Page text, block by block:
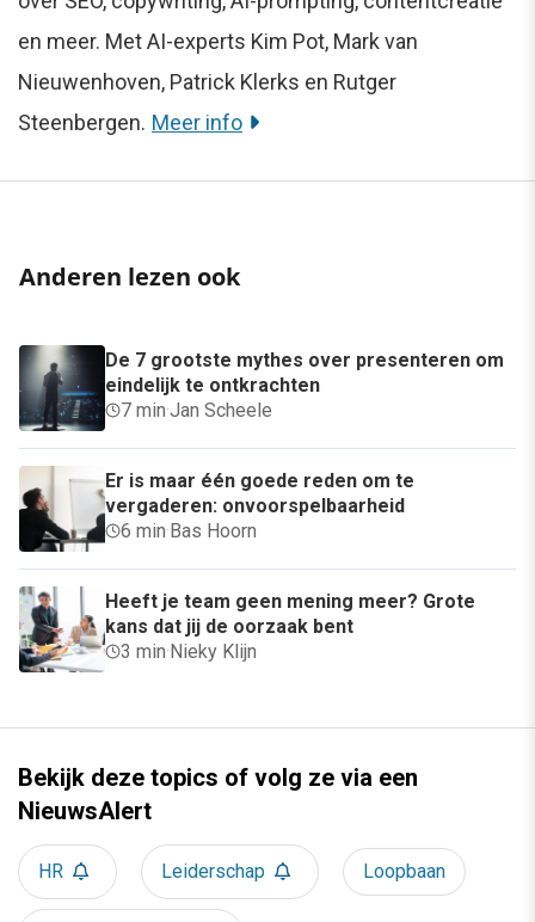
en meer. Met AI-experts Kim Pot, Mark van
Nieuwenhoven, Patrick Klerks en Rutger
Steenbergen. Meer info
Anderen lezen ook
De 7 grootste mythes over presenteren om
eindelijk te ontkrachten
7 min·Jan Scheele
Er is maar één goede reden om te
vergaderen: onvoorspelbaarheid
6 min·Bas Hoorn
Heeft je team geen mening meer? Grote
kans dat jij de oorzaak bent
3 min·Nieky Klijn
Bekijk deze topics of volg ze via een
NieuwsAlert
HR Leiderschap Loopbaan